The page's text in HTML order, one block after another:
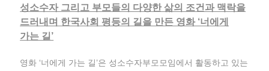
성소수자 그리고 부모들의 다양한 삶의 조건과 맥락을
드러내며 한국사회 평등의 길을 만든 영화 ‘너에게
가는 길’
영화 ‘너에게 가는 길’은 성소수자부모모임에서 활동하고 있는